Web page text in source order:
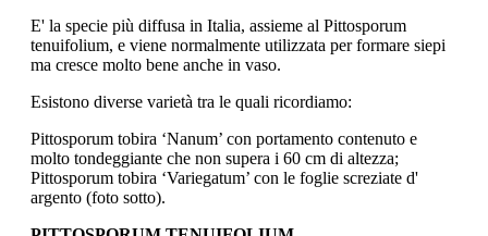
E' la specie più diffusa in Italia, assieme al Pittosporum
tenuifolium, e viene normalmente utilizzata per formare siepi
ma cresce molto bene anche in vaso.
Esistono diverse varietà tra le quali ricordiamo:
Pittosporum tobira ‘Nanum’ con portamento contenuto e
molto tondeggiante che non supera i 60 cm di altezza;
Pittosporum tobira ‘Variegatum’ con le foglie screziate d'
argento (foto sotto).